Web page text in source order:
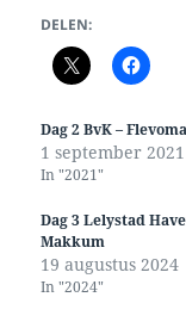
DELEN:
Dag 2 BvK –
1 september 2021
In "2021"
Dag 3 Lelystad
Makkum
19 augustus 2024
In "2024"